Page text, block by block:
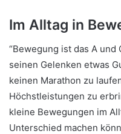
Im Alltag in
“Bewegung ist das A und
seinen Gelenken etwas
keinen Marathon zu
Höchstleistungen zu
kleine Bewegungen im
Unterschied machen